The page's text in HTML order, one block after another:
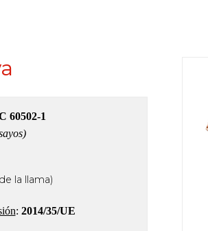
60502-1
la llama)
: 2014/35/UE